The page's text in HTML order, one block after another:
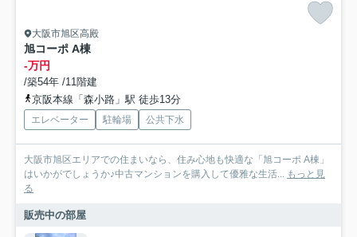
大阪市旭区高殿
旭コーポ A棟
-万円
/築54年 /11階建
京阪本線「森小路」駅 徒歩13分
エレベーター 駐輪場 公共下水
大阪市旭区エリアでの住まいなら、住み心地も快適な「旭コーポ A棟」
はいかがでしょうか♪中古マンションを購入して優雅な生活... もっと見
る
販売中の部屋